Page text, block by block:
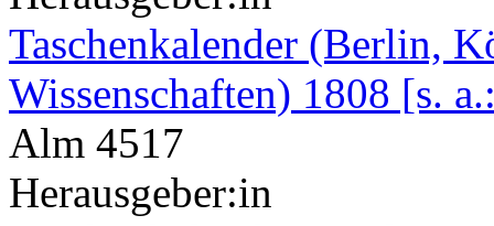
Taschenkalender (Berlin,
Wissenschaften) 1808 [s.
Alm 4517
Herausgeber:in